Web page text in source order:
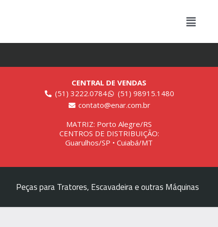
CENTRAL DE VENDAS
(51) 3222.0784
(51) 98915.1480
contato@enar.com.br
MATRIZ: Porto Alegre/RS
CENTROS DE DISTRIBUIÇÃO:
Guarulhos/SP • Cuiabá/MT
Peças para Tratores, Escavadeira e outras Máquinas